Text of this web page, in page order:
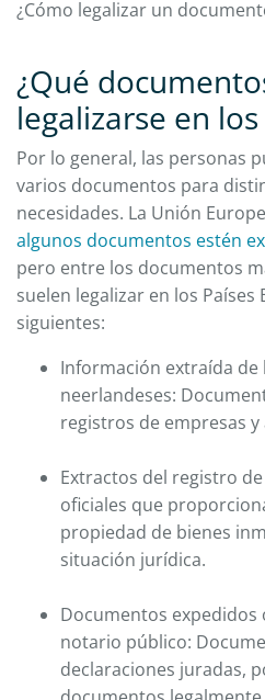
¿Cómo legalizar un
¿Qué
legalizarse en
Por lo general, las personas
varios documentos para
necesidades. La Unión
algunos documentos estén
pero entre los documentos
suelen legalizar en los Países
siguientes:
Información extraída
neerlandeses:
registros de empresas
Extractos del registro
oficiales que
propiedad de bienes
situación jurídica.
Documentos
notario público:
declaraciones juradas,